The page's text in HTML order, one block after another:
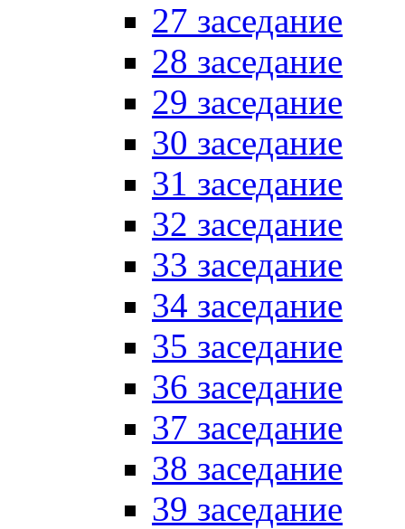
27 заседание
28 заседание
29 заседание
30 заседание
31 заседание
32 заседание
33 заседание
34 заседание
35 заседание
36 заседание
37 заседание
38 заседание
39 заседание